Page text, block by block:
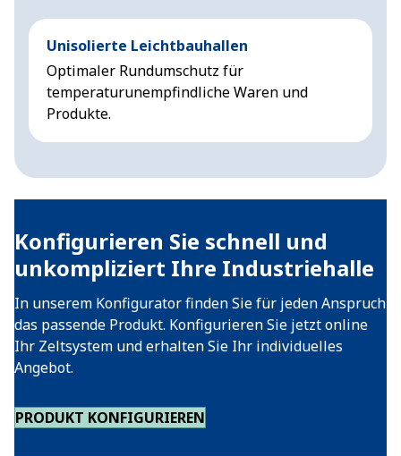
Unisolierte Leichtbauhallen
Optimaler Rundumschutz für
temperaturunempfindliche Waren und
Produkte.
Konfigurieren Sie schnell und
unkompliziert Ihre Industriehalle
In unserem Konfigurator finden Sie für jeden Anspruch
das passende Produkt. Konfigurieren Sie jetzt online
Ihr Zeltsystem und erhalten Sie Ihr individuelles
Angebot.
PRODUKT KONFIGURIEREN